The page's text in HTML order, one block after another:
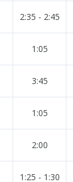
2:35 - 2:45
1:05
3:45
1:05
2:00
1:25 - 1:30